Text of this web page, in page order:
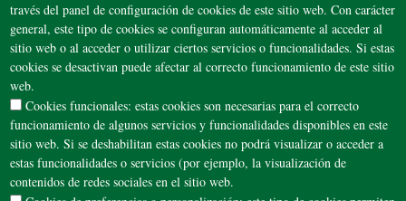
26 27 28 29 30 31 1
3
9 10 11 12 13 14 15
través del panel de configuración de cookies de este sitio web. Con carácter
general, este tipo de cookies se configuran automáticamente al acceder al
sitio web o al acceder o utilizar ciertos servicios o funcionalidades. Si estas
cookies se desactivan puede afectar al correcto funcionamiento de este sitio
web.
Cookies funcionales: estas cookies son necesarias para el correcto
funcionamiento de algunos servicios y funcionalidades disponibles en este
sitio web. Si se deshabilitan estas cookies no podrá visualizar o acceder a
estas funcionalidades o servicios (por ejemplo, la visualización de
contenidos de redes sociales en el sitio web.